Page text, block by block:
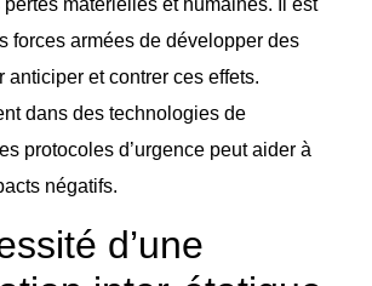
matérielles et humaines. Il est
forces armées de développer des
anticiper et contrer ces effets.
dans des technologies de
protocoles d’urgence peut aider à
négatifs.
d’une